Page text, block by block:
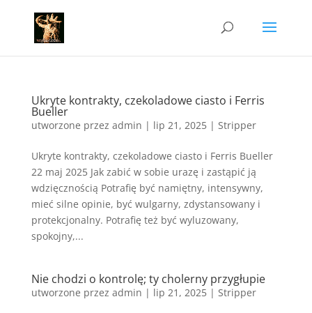
Ukryte kontrakty, czekoladowe ciasto i Ferris
Bueller
utworzone przez admin | lip 21, 2025| Stripper
Ukryte kontrakty, czekoladowe ciasto i Ferris Bueller
22 maj 2025 Jak zabić w sobie urazę i zastąpić ją
wdzięcznością Potrafię być namiętny, intensywny,
mieć silne opinie, być wulgarny, zdystansowany i
protekcjonalny. Potrafię też być wyluzowany,
spokojny,...
Nie chodzi o kontrolę; ty cholerny przygłupie
utworzone przez admin | lip 21, 2025| Stripper